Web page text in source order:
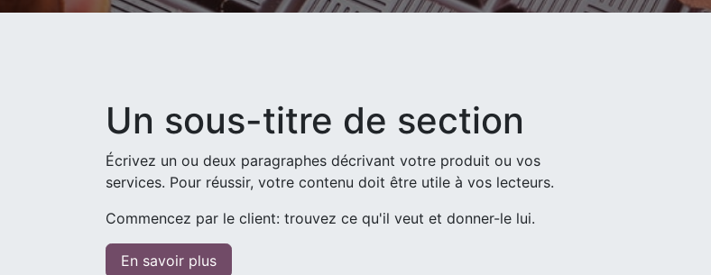
Un sous-titre de section
Écrivez un ou deux paragraphes décrivant votre produit ou vos
services. Pour réussir, votre contenu doit être utile à vos lecteurs.
Commencez par le client: trouvez ce qu'il veut et donner-le lui.
En savoir plus